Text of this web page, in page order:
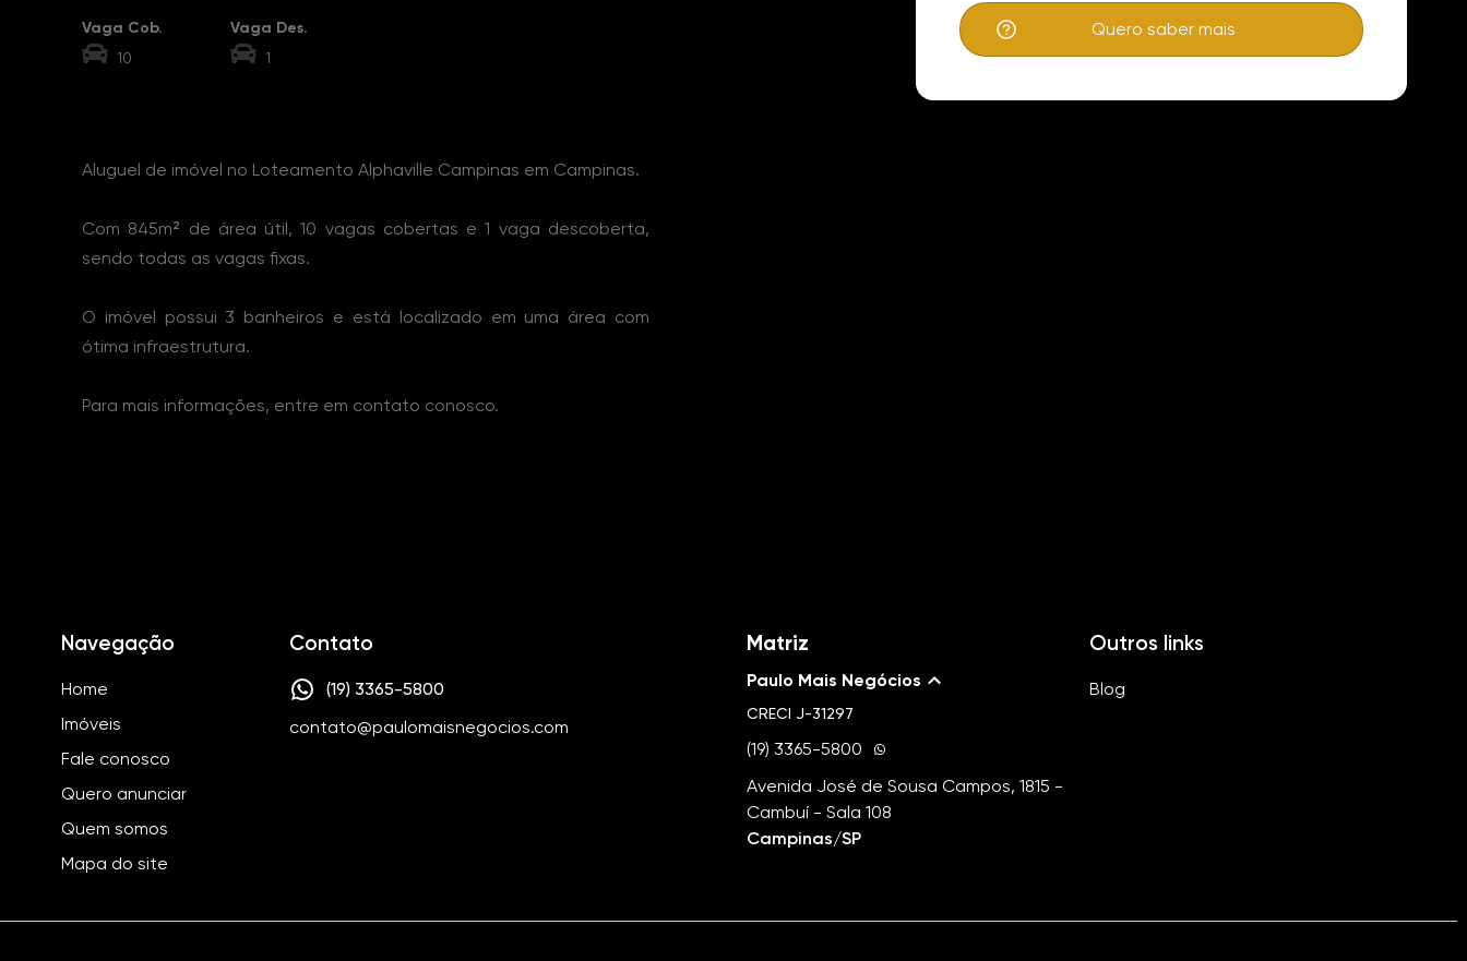
Vaga Cob.
10
Vaga Des.
1
Aluguel de imóvel no Loteamento Alphaville Campinas em Campinas.
Com 845m² de área útil, 10 vagas cobertas e 1 vaga descoberta,
sendo todas as vagas fixas.
O imóvel possui 3 banheiros e está localizado em uma área com
ótima infraestrutura.
Para mais informações, entre em contato conosco.
Quero saber mais
Navegação
Home
Imóveis
Fale conosco
Quero anunciar
Quem somos
Mapa do site
Contato
(19) 3365-5800
contato@paulomaisnegocios.com
Matriz
Paulo Mais Negócios
CRECI J-31297
(19) 3365-5800
Avenida José de Sousa Campos, 1815 -
Cambuí - Sala 108
Campinas/SP
Outros links
Blog